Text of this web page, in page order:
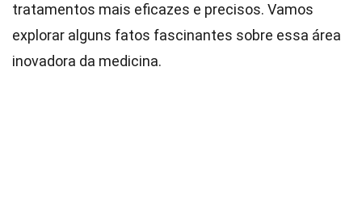
tratamentos mais eficazes e precisos. Vamos
explorar alguns fatos fascinantes sobre essa área
inovadora da medicina.